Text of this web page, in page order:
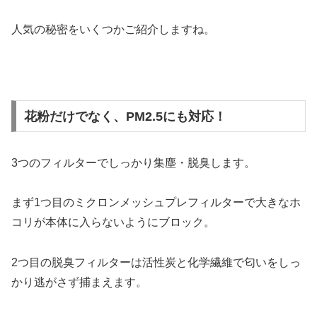
人気の秘密をいくつかご紹介しますね。
花粉だけでなく、PM2.5にも対応！
3つのフィルターでしっかり集塵・脱臭します。
まず1つ目のミクロンメッシュプレフィルターで大きなホ
コリが本体に入らないようにブロック。
2つ目の脱臭フィルターは活性炭と化学繊維で匂いをしっ
かり逃がさず捕まえます。